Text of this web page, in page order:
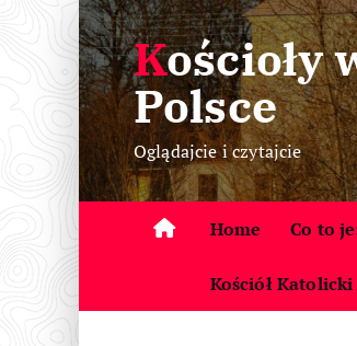
S
k
i
p
t
c
e
Kościoły w
Polsce
Oglądajcie i czytajcie
Home Co to
Kościół Katolicki